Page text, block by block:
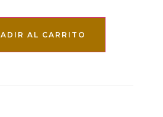
AL CARRITO